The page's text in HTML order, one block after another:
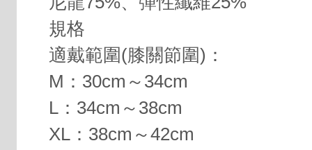
規格
適戴範圍(膝關節圍)：
M：30cm～34cm
L：34cm～38cm
XL：38cm～42cm